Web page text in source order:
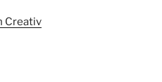
Creativ